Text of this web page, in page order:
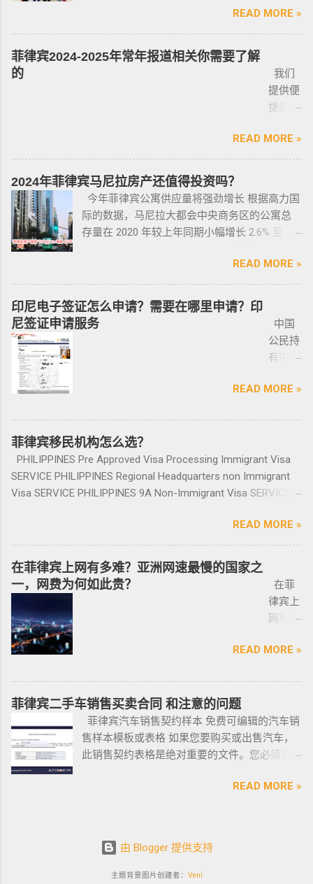
的两年以上徒刑的案子，才可以获得特殊枪支
下，才可以携带枪支。 菲律宾当局表示，新法
律将帮助他们更好地规范使用枪械，遏制涉枪
犯罪。 该法律更严厉规定，个人如果非法持有
无牌枪支且被定罪的话，将面临至少入狱30
禁止公民携带枪支进入公共场合的禁令，即使
是未当班的警察，在公共场合携带配枪，也会
因此而被逮捕。 要求枪支持有者，每两年更新
一次执照，并每四年登记一次枪支。 如果不遵
守，将导致撤销和没收枪支。 续期申请，需要
在该许可证期满之日前六个月内，向菲律宾国
此外还要求，要携带枪支外出的人，必须以合
手枪。 目前共有五种持有枪支的许可证： 类别
1 －最多拥有2支枪 类别 2 -最多拥有5支枪 类别
3 -最多拥有10支枪 类别 4 -最多拥有15支枪 类
次再来需要洗黑。 哪些情况会被遣返？ 1. 落地
签转旅游签的旅客，如果没有提前在移民局处
理，出境在机场就被扣护照。 2. 2016年克拉克
事件被抓的，又保关入境的客户必须要做遣返
才能出境。 3. 在菲律宾工作无牌照被本地警察
抓，在拘留所等待遣返或保出来做遣返。 4. 在
5. 在机场海关是黑名单保关入境的，回国要做
了NBI，这2步做好了以后如果不着急走，最长
等待时间是半年。半年内都可以随时走。 菲律
宾做了遣返会是黑名单吗？ 但凡做了遣返都是
黑名单。遣返的流程第一步就是申请驱逐令。
中国人出境被扣护照，被扣护照后面的处理方
式只有遣返。 上了菲律宾黑名单以后怎么再入
境 如果您已经被遣返回去了，并且还想再来菲
律宾的话，那么您可以联系我们帮您洗黑直接
清底，整个周期15个工作日，洗好了以后再入
境不会有任何被拦，包入境的。 如果您需要了
题也可以询问。 遣返回国的流程是什么？ 1. 先
提交到移民局，等待a...
急下单，一定要多渠道比价，多维度评估，最
车人和 和你交易的是不是同一个人 ； 在菲买二
手车一般都是车主将车卖给车行，车行再把车
卖给你，所以有几个细节你要注意了： 1、你会
拿到两份合同，第一份是车主卖给车行的，这
是否一致，车主ID和车行老板ID复印件作为合同
附件一同给你，每一个ID旁边都要有车主的签
名； 2、第二份合同一般都是一张空白的合同，
只有车行的签字，所以你要核对签字是否一
致，如果可以尽量多要一些签过字的合同，后
面会说为什么； 3、检查CR/OR原件，原件，原
哪里交保险，保险品类； 4、车牌要注意是不是
你取回来再交易，因为现在两年以上的车牌基
本都下来了，如果你不知道去哪里换贴牌也是
比较麻烦的，何况大部分人英语都不太好，贴
牌的车牌号和临时车牌的车牌号不是同一个号
讳的号码； 5、车钥匙一般是2-三把，2把自动1
合同、一份保险、 一份OR/CR文件，这些一定
要放在家里保存好，OR/CR可以复印两张放到车
里备用 ； 想了解更多最新信息欢迎联系和咨询
我们，微信：BGC998 电报@BGC998 Whats
优先使用TG免验证，咨询请主动告知咨询项
目，菲律宾MAKATI 实体公司，客户 隐私保护
安全 可靠，可以安排工作人员上门取...
申请菲律宾的移民签证呢？ 接下来，我们将
分析菲律宾移民签证之所以 备受欢迎的几大原
因，并简要概述其申请条件与流程。菲律宾移
民签证和其他国家相比有很多独特的优势：其
申请成本相对较低，地理位置与中国相近，没
有繁琐的移民监限制，为申请者提供了极大的
便利与自由。 在菲律宾，主要有两种移民
签证：SRRV（退休移民签证）和SIRV（投资移
供了一个额外的永居身份，成功获得这些签证
后，不仅能在菲律宾享受更多福利与权益，而
且申请者的原有国籍与原有权益不会受到影
响。 退休移民签证——SRRV
宾退休署(PRA)颁发的移民绿卡，持有者可以自
由出入境，并在菲律宾永居。 申请条件一般
分为两种：现金存款类和房产投资类。 现金
存款类： （1）申请人的年龄需在50岁以上：
一家三口存款2万美元，多一个人需另存款1.5万
美元/人； （2）存款冻结在银行，不能用于
赎回存款。 房产投资类： （1）存款可全
（2）房产不能出售，但可用于出租； （3）
申请人需要拿到菲律宾的房产证，才能在PRA申
请置换之前办理SRRV身份时存入的存款。 申
请流程： 1、申请人提供基础的申请材料做初
审，后转款两万美金到相关部门； 2、审核该
存款的安全性，申请人需要入境菲律宾完成后
READ MORE »
菲律宾2024-2025年常年报道相关你需要了解
的
我们
提供便
捷的菲
侨常年
报道服
需要提
供
ICARD
人无须
就能做
完报
道。做
报道后
上。
咨询微
信
8 小
飞机
998 菲
律宾马
尼拉
——移
民局
民，他
们只能
在 3 月
READ MORE »
2024年菲律宾马尼拉房产还值得投资吗？
今年菲律宾公寓供应量将强劲增长 根据高力国
际的数据，马尼拉大都会中央商务区的公寓总
存量在 2020 年较上年同期小幅增长 2.6% 至
同比增长放缓。由于新冠疫情，2020 年仅交付
了约 3,370 套，低于 2019 年的 11,200套和过去
十年的年均 7,900 套。 ●菲律宾998不动产机构
998 Real Estate 专注于为华人在菲律宾马尼拉
地区提供一站式的期房投资、炒楼花、现房买
卖、房屋租赁、越来越多的华人对菲律宾旅游
投资,菲律宾移民感兴趣,居外网菲律宾房地产网,
为您精彩呈现菲律宾房子,来居外投资菲律宾房
等业务. 专注于菲律宾不动产市场，是菲律宾最
大的外国人不动产服务机构之一，主要服务在
菲外国人以及在菲工作生活的业主和租客，提
供一站式中文/英文资讯服务。供菲律宾的新
房、二手房、特价房、二手楼花、开发商、投
资指南等房产信息,为房产投资者菲律宾买房提
供帮助. 我们的运营团队拥有数十年在菲律宾生
态。 ●菲律宾998不动产机构 998 Real Estate
长期紧密协作知名的菲律宾各大地产开发商以
及合规中介资源公司为主要合作伙伴，集合更
多资源，能针对外国投资者提供从不动产精
产养护 等全方位管理服务； 菲律宾998不动产
断提升客户体验，推动菲律宾行业的进步，让
房产交易变得更加轻松和愉悦！ ●我们珍惜每一
位客户的托付，客户的信赖是我们最大的动
力。 任何关于菲律宾房产买卖 交易 相关的问题
欢迎咨询 我们 Telegram 电报 @VBW777 但随
复，预计今年供应将再次强劲增长。事实上，
Resort I – Scent Tower, S...
READ MORE »
印尼电子签证怎么申请？需要在哪里申请？印
尼签证申请服务
中国
公民持
有中国
要菲律
前往印
印尼签
证？
泰国出
印尼办
理印尼
亚出发
前往印
尼办理
印尼签
印尼办
理印尼
签证？
出发前
READ MORE »
菲律宾移民机构怎么选？
PHILIPPINES Pre Approved Visa Processing Immigrant Visa
SERVICE PHILIPPINES Regional Headquarters non Immigrant
Visa SERVICE PHILIPPINES 9A Non-Immigrant Visa SERVICE
Pre-Arranged Employment Visa SERVICE PHILIPPINES Special
Investor’s Resident Visa SERVICE PHILIPPINES Special
Resident Retiree’s Visa SERVICE It’s Business Permit Renewal
Time for 2022 PHILIPPINES PHILIPPINES Business Structures
and Entities SERVICE PHILIPPINES Office Setup Services
PHILIPPINES Human Resources Consulting SERVICE
PHILIPPINES Call Center and BPO Setup SERVICE PHILIPPINES
Recruitment & Executive Search Services PHILIPPINES Tax
SERVICE PHILIPPINES Labor Consulting SERVICE PHILIPPINES
Setting-Up a Representative Office SERVICE PHILIPPINES
Forming a Corporation service PHILIPPINES Visa and
Immigration Service PHILIPPINES Sole Proprietorship Busin...
READ MORE »
在菲律宾上网有多难？亚洲网速最慢的国家之
一，网费为何如此贵？
在菲
律宾上
网有多
为一名
律宾有
游学经
验的小
编，我
方面还
READ MORE »
菲律宾二手车销售买卖合同 和注意的问题
菲律宾汽车销售契约样本 免费可编辑的汽车销
售样本模板或表格 如果您要购买或出售汽车，
此销售契约表格是绝对重要的文件。您必须正
可以为您将来节省大量工作和头痛。这是一个
这在菲律宾可用且有效。 链接到销售契约
(DOS) 如果您已经知道该怎么做，这里是一个完
全可编辑的销售契约示例文件的链接：绝对销
READ MORE »
由 Blogger 提供支持
主题背景图片创建者： Veni